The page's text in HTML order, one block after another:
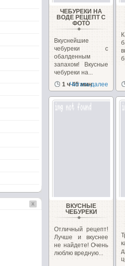
ЧЕБУРЕКИ НА
ВОДЕ РЕЦЕПТ С
ФОТО
Вкуснейшие
чебуреки с
обалденным
запахом! Вкусные
чебуреки на...
1 ч 45 мин
Читать далее
ВКУСНЫЕ
ЧЕБУРЕКИ
Отличный рецепт!
Лучше и вкуснее
не найдете! Очень
люблю вредную...